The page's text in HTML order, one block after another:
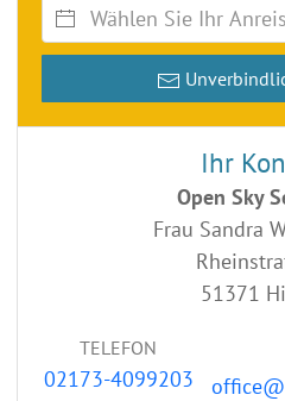
Ihr
Open Sky
Frau Sandra
51371
TELEFON
02173-4099203